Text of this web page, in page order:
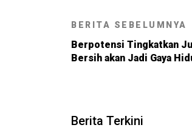
BERITA SEBELUMNYA
Berpotensi Tingkatkan
Bersih akan Jadi Gaya
Berita Terkini